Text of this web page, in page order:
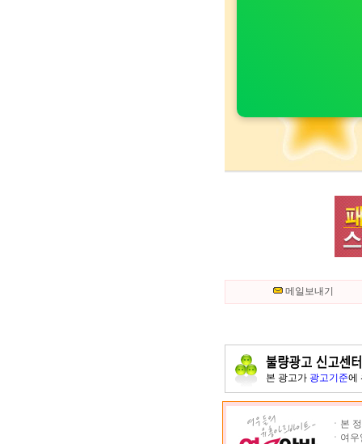
메일보내기
본 광고가 광고기준에
ㆍ본
ㆍ여